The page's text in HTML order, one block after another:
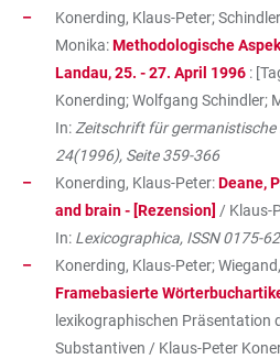
Konerding, Klaus-Peter;
Monika:Methodologische
Landau, 25. - 27. April 1996 :
Konerding; Wolfgang Schindler;
In: Zeitschrift für germanistische
24(1996), Seite 359-366
Konerding, Klaus-Peter:Deane,
and brain - [Rezension] / Klaus-
In: Lexicographica, ISSN 0175-
Konerding, Klaus-Peter;
Framebasierte
lexikographischen Präsentation
Substantiven / Klaus-Peter